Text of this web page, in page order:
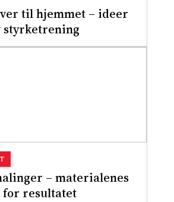
til hjemmet – ideer
– materialenes
for resultatet